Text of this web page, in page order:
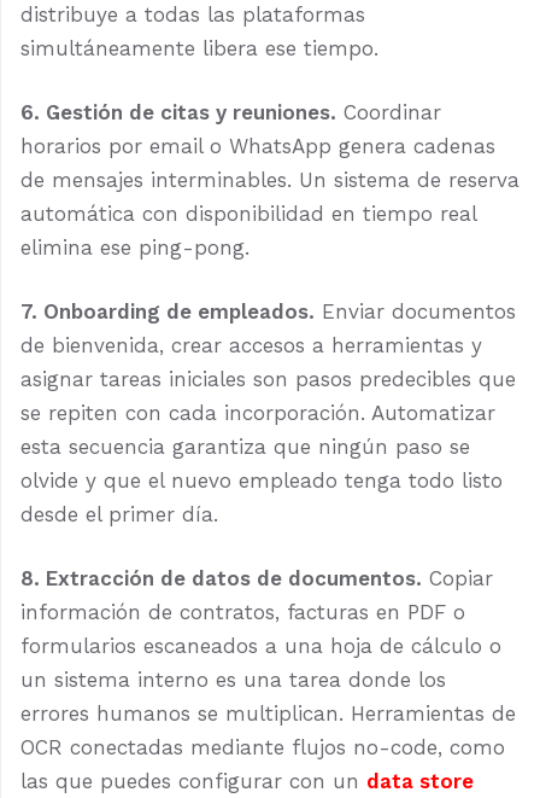
distribuye a todas las plataformas
simultáneamente libera ese tiempo.
6. Gestión de citas y reuniones. Coordinar
horarios por email o WhatsApp genera cadenas
de mensajes interminables. Un sistema de reserva
automática con disponibilidad en tiempo real
elimina ese ping-pong.
7. Onboarding de empleados. Enviar documentos
de bienvenida, crear accesos a herramientas y
asignar tareas iniciales son pasos predecibles que
se repiten con cada incorporación. Automatizar
esta secuencia garantiza que ningún paso se
olvide y que el nuevo empleado tenga todo listo
desde el primer día.
8. Extracción de datos de documentos. Copiar
información de contratos, facturas en PDF o
formularios escaneados a una hoja de cálculo o
un sistema interno es una tarea donde los
errores humanos se multiplican. Herramientas de
OCR conectadas mediante flujos no-code, como
las que puedes configurar con un data store